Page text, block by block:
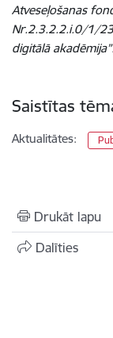
Atveseļošanas
Nr.2.3.2.2.i.0/1/
digitālā akadēmija”.
Saistītas
Aktualitātes:
Drukāt lapu
Dalīties